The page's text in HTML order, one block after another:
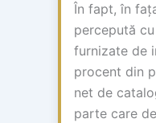
În fapt, în
percepută
furnizate de
procent din
net de
parte care